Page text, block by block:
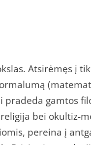
Atsirėmęs į
pradeda gamtos
bei okultiz-
pereina į